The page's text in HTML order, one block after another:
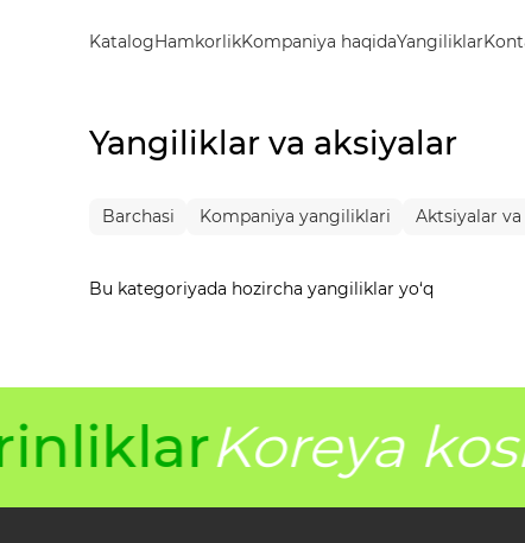
KatalogHamkorlikKompaniya haqidaYangiliklar
Yangiliklar va aksiyalar
Barchasi Kompaniya yangiliklari Aktsiyalar
Bu kategoriyada hozircha yangiliklar yo‘q
Koreya